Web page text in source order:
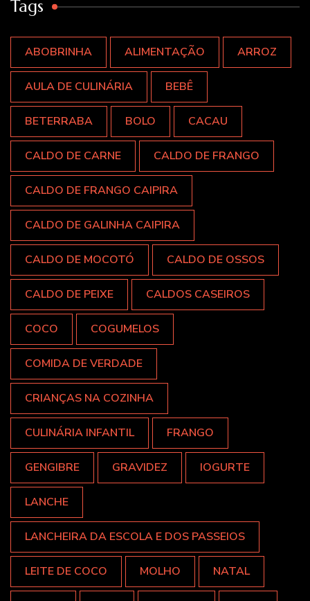
Tags
ABOBRINHA ALIMENTAÇÃO ARROZ
AULA DE CULINÁRIA BEBÊ
BETERRABA BOLO CACAU
CALDO DE CARNE CALDO DE FRANGO
CALDO DE FRANGO CAIPIRA
CALDO DE GALINHA CAIPIRA
CALDO DE MOCOTÓ CALDO DE OSSOS
CALDO DE PEIXE CALDOS CASEIROS
COCO COGUMELOS
COMIDA DE VERDADE
CRIANÇAS NA COZINHA
CULINÁRIA INFANTIL FRANGO
GENGIBRE GRAVIDEZ IOGURTE
LANCHE
LANCHEIRA DA ESCOLA E DOS PASSEIOS
LEITE DE COCO MOLHO NATAL